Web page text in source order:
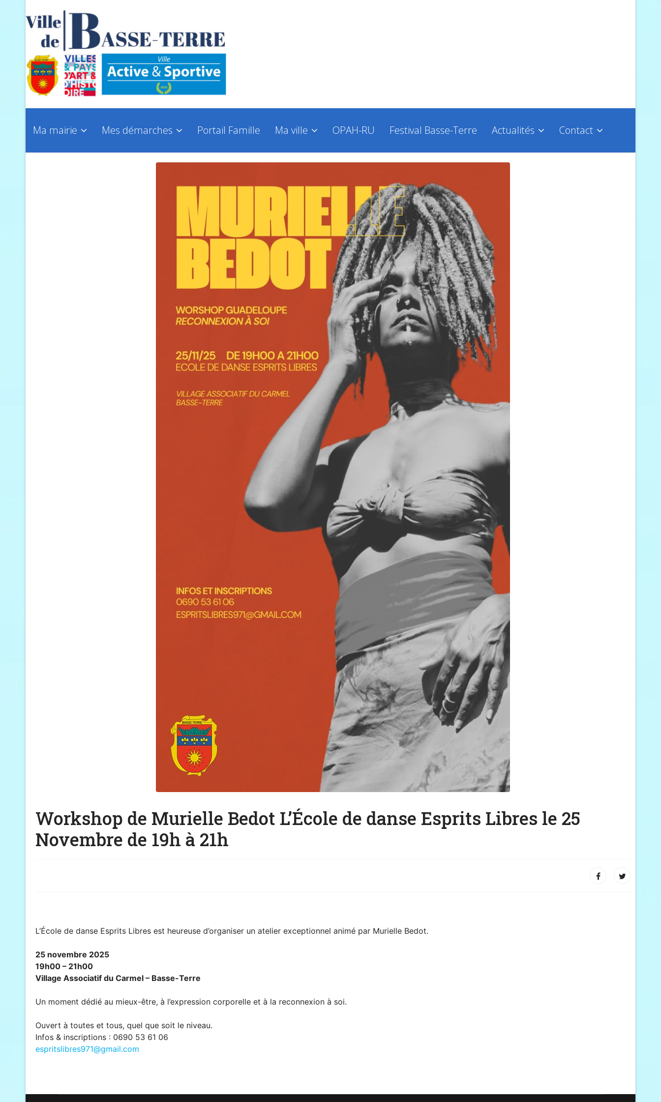
Ma mairie Mes démarches Portail Famille Ma ville OPAH-RU Festival Basse-Terre Actualités Contact
Workshop de Murielle Bedot L’École de danse Esprits Libres le 25
Novembre de 19h à 21h
L’École de danse Esprits Libres est heureuse d’organiser un atelier exceptionnel animé par Murielle Bedot.
25 novembre 2025
19h00 – 21h00
Village Associatif du Carmel – Basse-Terre
Un moment dédié au mieux-être, à l’expression corporelle et à la reconnexion à soi.
Ouvert à toutes et tous, quel que soit le niveau.
Infos & inscriptions : 0690 53 61 06
espritslibres971@gmail.com